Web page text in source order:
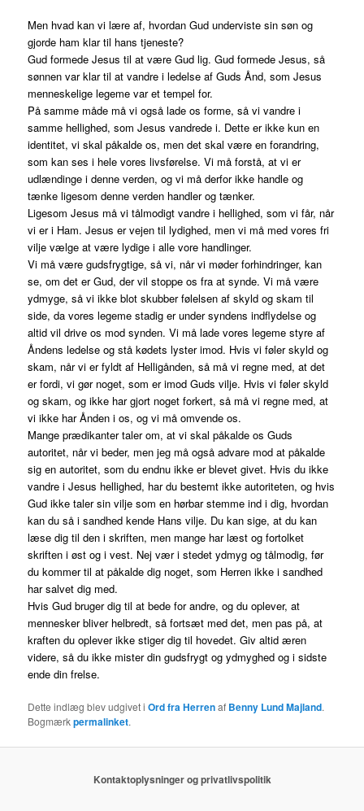
Men hvad kan vi lære af, hvordan Gud underviste sin søn og
gjorde ham klar til hans tjeneste?
Gud formede Jesus til at være Gud lig. Gud formede Jesus, så
sønnen var klar til at vandre i ledelse af Guds Ånd, som Jesus
menneskelige legeme var et tempel for.
På samme måde må vi også lade os forme, så vi vandre i
samme hellighed, som Jesus vandrede i. Dette er ikke kun en
identitet, vi skal påkalde os, men det skal være en forandring,
som kan ses i hele vores livsførelse. Vi må forstå, at vi er
udlændinge i denne verden, og vi må derfor ikke handle og
tænke ligesom denne verden handler og tænker.
Ligesom Jesus må vi tålmodigt vandre i hellighed, som vi får, når
vi er i Ham. Jesus er vejen til lydighed, men vi må med vores fri
vilje vælge at være lydige i alle vore handlinger.
Vi må være gudsfrygtige, så vi, når vi møder forhindringer, kan
se, om det er Gud, der vil stoppe os fra at synde. Vi må være
ydmyge, så vi ikke blot skubber følelsen af skyld og skam til
side, da vores legeme stadig er under syndens indflydelse og
altid vil drive os mod synden. Vi må lade vores legeme styre af
Åndens ledelse og stå kødets lyster imod. Hvis vi føler skyld og
skam, når vi er fyldt af Helligånden, så må vi regne med, at det
er fordi, vi gør noget, som er imod Guds vilje. Hvis vi føler skyld
og skam, og ikke har gjort noget forkert, så må vi regne med, at
vi ikke har Ånden i os, og vi må omvende os.
Mange prædikanter taler om, at vi skal påkalde os Guds
autoritet, når vi beder, men jeg må også advare mod at påkalde
sig en autoritet, som du endnu ikke er blevet givet. Hvis du ikke
vandre i Jesus hellighed, har du bestemt ikke autoriteten, og hvis
Gud ikke taler sin vilje som en hørbar stemme ind i dig, hvordan
kan du så i sandhed kende Hans vilje. Du kan sige, at du kan
læse dig til den i skriften, men mange har læst og fortolket
skriften i øst og i vest. Nej vær i stedet ydmyg og tålmodig, før
du kommer til at påkalde dig noget, som Herren ikke i sandhed
har salvet dig med.
Hvis Gud bruger dig til at bede for andre, og du oplever, at
mennesker bliver helbredt, så fortsæt med det, men pas på, at
kraften du oplever ikke stiger dig til hovedet. Giv altid æren
videre, så du ikke mister din gudsfrygt og ydmyghed og i sidste
ende din frelse.
Dette indlæg blev udgivet iOrd fra Herrenaf Benny Lund Majland.
Bogmærkpermalinket.
Kontaktoplysninger og privatlivspolitik